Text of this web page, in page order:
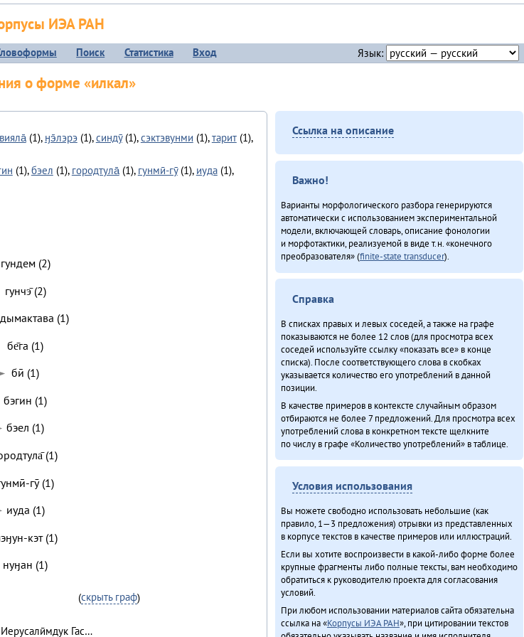
ИЭА РАН
Поиск Статистика Вход Язык:
о форме «илкал»
(1), ӈэ̄лэрэ(1),синдӯ(1),сэктэвунми (1),тарит(1),
(1),бэел (1), городтула̄(1), гунмӣ-гӯ(1), иуда(1),
гундем (2)
гунчэ̄ (2)
(1)
бе̄га (1)
бӣ (1)
бэгин (1)
бэел (1)
(1)
гӯ (1)
иуда (1)
кэт (1)
нуӈан (1)
(скрыть граф)
Гас…
Ссылка на описание
Важно!
Варианты морфологического разбора генерируются
автоматически с использованием экспериментальной
модели, включающей словарь, описание фонологии
и морфотактики, реализуемой в виде т.н. «конечного
преобразователя» (finite-state transducer).
Справка
В списках правых и левых соседей, а также на графе
показываются не более 12 слов (для просмотра всех
соседей используйте ссылку «показать все» в конце
списка). После соответствующего слова в скобках
указывается количество его употреблений в данной
позиции.
В качестве примеров в контексте случайным образом
отбираются не более 7 предложений. Для просмотра всех
употреблений слова в конкретном тексте щелкните
по числу в графе «Количество употреблений» в таблице.
Условия использования
Вы можете свободно использовать небольшие (как
правило, 1—3 предложения) отрывки из представленных
в корпусе текстов в качестве примеров или иллюстраций.
Если вы хотите воспроизвести в какой-либо форме более
крупные фрагменты либо полные тексты, вам необходимо
обратиться к руководителю проекта для согласования
условий.
При любом использовании материалов сайта обязательна
ссылка на «Корпусы ИЭА РАН», при цитировании текстов